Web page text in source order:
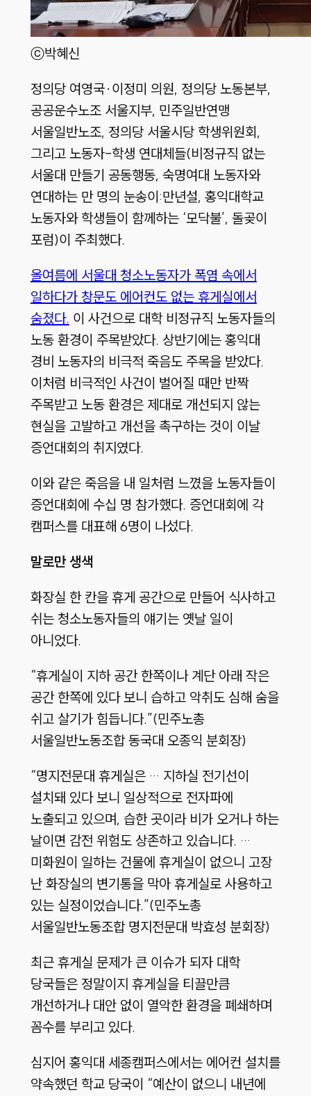
ⓒ박혜신
정의당 여영국·이정미 의원, 정의당 노동본부,
공공운수노조 서울지부, 민주일반연맹
서울일반노조, 정의당 서울시당 학생위원회,
그리고 노동자-학생 연대체들(비정규직 없는
서울대 만들기 공동행동, 숙명여대 노동자와
연대하는 만 명의 눈송이:만년설, 홍익대학교
노동자와 학생들이 함께하는 ‘모닥불’, 돌곶이
포럼)이 주최했다.
올여름에 서울대 청소노동자가 폭염 속에서
일하다가 창문도 에어컨도 없는 휴게실에서
숨졌다. 이 사건으로 대학 비정규직 노동자들의
노동 환경이 주목받았다. 상반기에는 홍익대
경비 노동자의 비극적 죽음도 주목을 받았다.
이처럼 비극적인 사건이 벌어질 때만 반짝
주목받고 노동 환경은 제대로 개선되지 않는
현실을 고발하고 개선을 촉구하는 것이 이날
증언대회의 취지였다.
이와 같은 죽음을 내 일처럼 느꼈을 노동자들이
증언대회에 수십 명 참가했다. 증언대회에 각
캠퍼스를 대표해 6명이 나섰다.
말로만 생색
화장실 한 칸을 휴게 공간으로 만들어 식사하고
쉬는 청소노동자들의 얘기는 옛날 일이
아니었다.
“휴게실이 지하 공간 한쪽이나 계단 아래 작은
공간 한쪽에 있다 보니 습하고 악취도 심해 숨을
쉬고 살기가 힘듭니다.”(민주노총
서울일반노동조합 동국대 오종익 분회장)
“명지전문대 휴게실은 … 지하실 전기선이
설치돼 있다 보니 일상적으로 전자파에
노출되고 있으며, 습한 곳이라 비가 오거나 하는
날이면 감전 위험도 상존하고 있습니다. …
미화원이 일하는 건물에 휴게실이 없으니 고장
난 화장실의 변기통을 막아 휴게실로 사용하고
있는 실정이었습니다.”(민주노총
서울일반노동조합 명지전문대 박효성 분회장)
최근 휴게실 문제가 큰 이슈가 되자 대학
당국들은 정말이지 휴게실을 티끌만큼
개선하거나 대안 없이 열악한 환경을 폐쇄하며
꼼수를 부리고 있다.
심지어 홍익대 세종캠퍼스에서는 에어컨 설치를
약속했던 학교 당국이 “예산이 없으니 내년에